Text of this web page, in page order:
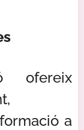
ofereix
a